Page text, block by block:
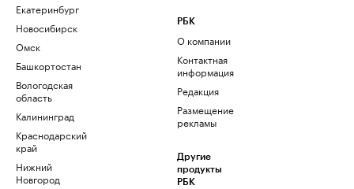
Екатеринбург
Новосибирск
Омск
Башкортостан
Вологодская
область
Калининград
Краснодарский
край
Нижний
Новгород
РБК
О компании
Контактная
информация
Редакция
Размещение
рекламы
Другие
продукты
РБК